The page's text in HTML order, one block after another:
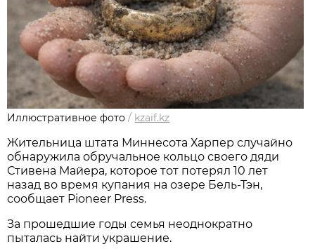
Иллюстративное фото / kzaif.kz
Жительница штата Миннесота Харпер случайно
обнаружила обручальное кольцо своего дяди
Стивена Майера, которое тот потерял 10 лет
назад во время купания на озере Бель-Тэн,
сообщает Pioneer Press.
За прошедшие годы семья неоднократно
пыталась найти украшение.